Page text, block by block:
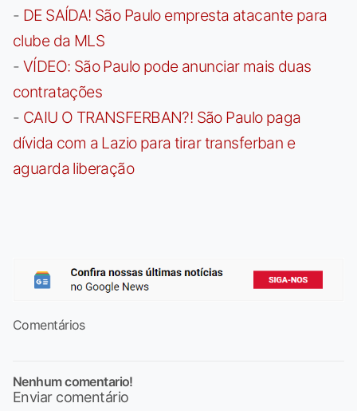
- DE SAÍDA! São Paulo empresta atacante para
clube da MLS
- VÍDEO: São Paulo pode anunciar mais duas
contratações
- CAIU O TRANSFERBAN?! São Paulo paga
dívida com a Lazio para tirar transferban e
aguarda liberação
Comentários
Nenhum comentario!
Enviar comentário